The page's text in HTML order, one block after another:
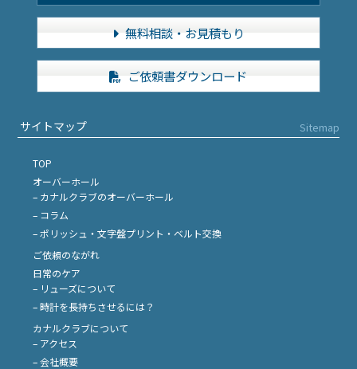
無料相談・お見積もり
ご依頼書ダウンロード
サイトマップ Sitemap
TOP
オーバーホール
– カナルクラブのオーバーホール
– コラム
– ポリッシュ・文字盤プリント・ベルト交換
ご依頼のながれ
日常のケア
– リューズについて
– 時計を長持ちさせるには？
カナルクラブについて
– アクセス
– 会社概要